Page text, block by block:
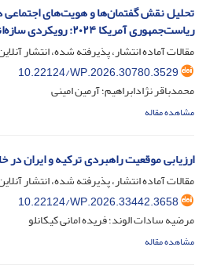
تحلیل نقش گفتمان‌ها و هویت‌های اجتماعی
ریاست‌جمهوری آمریکا ۲۰۲۴: رویکردی سازه‌انگارانه
مقالات آماده انتشار، پذیرفته شده، انتشار
10.22124/WP.2026.30780.3529
محمدباقر نژادابراهیم؛ آرمین امینی
مشاهده مقاله
ارزیابی موقعیت راهبردی ترکیه و ایران در
مقالات آماده انتشار، پذیرفته شده، انتشار
10.22124/WP.2026.33442.3658
مرضیه سادات الوند؛ فریده امانی کیکانلو
مشاهده مقاله